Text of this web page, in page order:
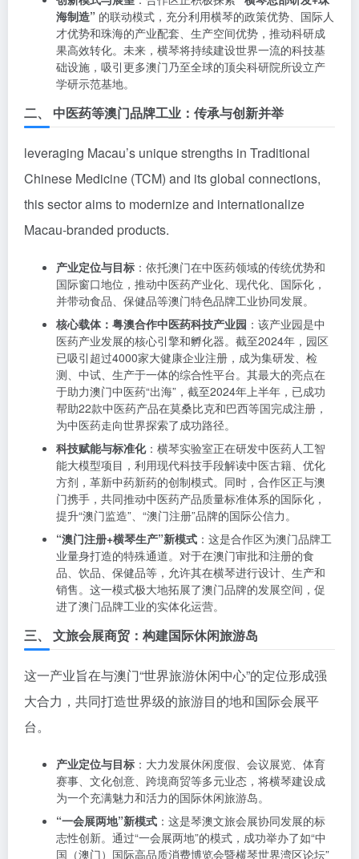
海制造” 的联动模式，充分利用横琴的政策优势、国际人
才优势和珠海的产业配套、生产空间优势，推动科研成
果高效转化。未来，横琴将持续建设世界一流的科技基
础设施，吸引更多澳门乃至全球的顶尖科研院所设立产
学研示范基地。
二、 中医药等澳门品牌工业：传承与创新并举
leveraging Macau’s unique strengths in Traditional
Chinese Medicine (TCM) and its global connections,
this sector aims to modernize and internationalize
Macau-branded products.
产业定位与目标 ：依托澳门在中医药领域的传统优势和
国际窗口地位，推动中医药产业化、现代化、国际化，
并带动食品、保健品等澳门特色品牌工业协同发展。
核心载体：粤澳合作中医药科技产业园 ：该产业园是中
医药产业发展的核心引擎和孵化器。截至2024年，园区
已吸引超过4000家大健康企业注册，成为集研发、检
测、中试、生产于一体的综合性平台。其最大的亮点在
于助力澳门中医药“出海”，截至2024年上半年，已成功
帮助22款中医药产品在莫桑比克和巴西等国完成注册，
为中医药走向世界探索了成功路径。
科技赋能与标准化：横琴实验室正在研发中医药人工智
能大模型项目，利用现代科技手段解读中医古籍、优化
方剂，革新中药新药的创制模式。同时，合作区正与澳
门携手，共同推动中医药产品质量标准体系的国际化，
提升“澳门监造”、“澳门注册”品牌的国际公信力。
“澳门注册+横琴生产”新模式 ：这是合作区为澳门品牌工
业量身打造的特殊通道。对于在澳门审批和注册的食
品、饮品、保健品等，允许其在横琴进行设计、生产和
销售。这一模式极大地拓展了澳门品牌的发展空间，促
进了澳门品牌工业的实体化运营。
三、 文旅会展商贸：构建国际休闲旅游岛
这一产业旨在与澳门“世界旅游休闲中心”的定位形成强
大合力，共同打造世界级的旅游目的地和国际会展平
台。
产业定位与目标 ：大力发展休闲度假、会议展览、体育
赛事、文化创意、跨境商贸等多元业态，将横琴建设成
为一个充满魅力和活力的国际休闲旅游岛。
“一会展两地”新模式 ：这是琴澳文旅会展协同发展的标
志性创新。通过“一会展两地”的模式，成功举办了如“中
国（澳门）国际高品质消费博览会暨横琴世界湾区论坛”